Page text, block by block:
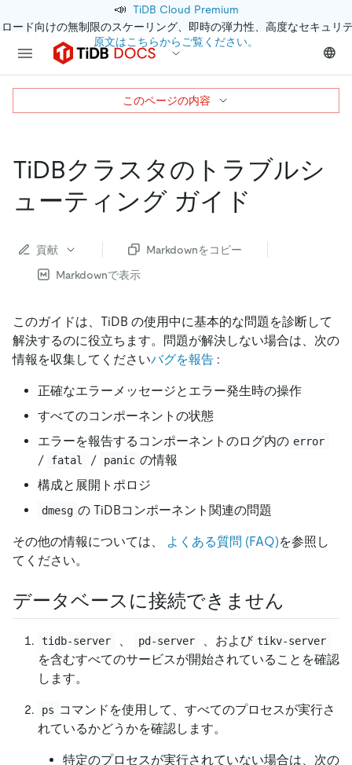
📣 TiDB Cloud Premium
ード向けの無制限のスケーリング、即時の弾力性、高度なセキュリ
原文はこちらからご覧ください。
TiDBクラスタのトラブルシ
ューティング ガイド
貢献
Markdownをコピー
Markdownで表示
このガイドは、TiDB の使用中に基本的な問題を診断して
解決するのに役立ちます。問題が解決しない場合は、次の
情報を収集してくださいバグを報告 :
正確なエラーメッセージとエラー発生時の操作
すべてのコンポーネントの状態
エラーを報告するコンポーネントのログ内の error
/ fatal / panic の情報
構成と展開トポロジ
dmesg の TiDBコンポーネント関連の問題
その他の情報については、 よくある質問 (FAQ)を参照し
てください。
データベースに接続できません
tidb-server pd-server 、および tikv-server
を含むすべてのサービスが開始されていることを確認
します。
ps コマンドを使用して、すべてのプロセスが実行さ
れているかどうかを確認します。
特定のプロセスが実行されていない場合は、次の
このページの内容